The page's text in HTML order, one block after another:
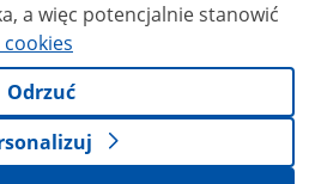
a więc potencjalnie stanowić
Odrzuć